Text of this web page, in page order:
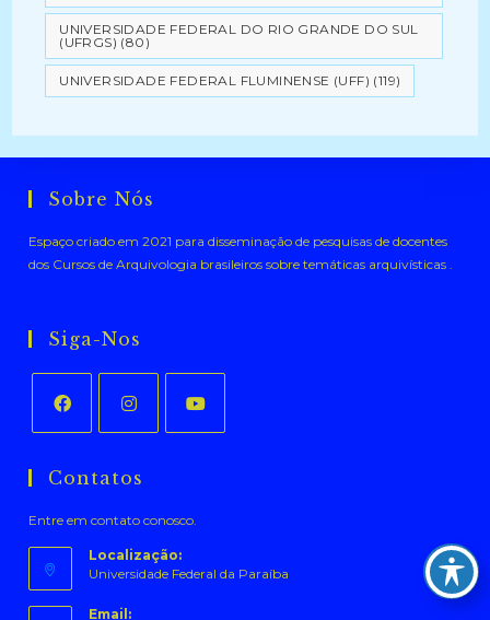
UNIVERSIDADE FEDERAL DO RIO GRANDE DO SUL
(UFRGS) (80)
UNIVERSIDADE FEDERAL FLUMINENSE (UFF) (119)
Sobre Nós
Espaço criado em 2021 para disseminação de pesquisas de docentes
dos Cursos de Arquivologia brasileiros sobre temáticas arquivísticas .
Siga-Nos
em
nova
aba
em
nova
aba
nova
aba
Contatos
Entre em contato conosco.
Localização:
Universidade Federal da Paraíba
Email: